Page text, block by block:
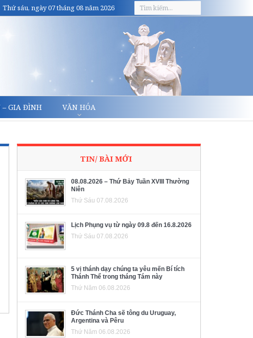
Thứ sáu, ngày 07 tháng 08 năm 2026
– GIA ĐÌNH VĂN HÓA
TIN/ BÀI MỚI
08.08.2026 – Thứ Bảy Tuần XVIII Thường
Niên
Thứ Sáu 07.08.2026
Lịch Phụng vụ từ ngày 09.8 đến 16.8.2026
Thứ Sáu 07.08.2026
5 vị thánh dạy chúng ta yêu mến Bí tích
Thánh Thể trong tháng Tám này
Thứ Năm 06.08.2026
Đức Thánh Cha sẽ tông du Uruguay,
Argentina và Pêru
Thứ Năm 06.08.2026